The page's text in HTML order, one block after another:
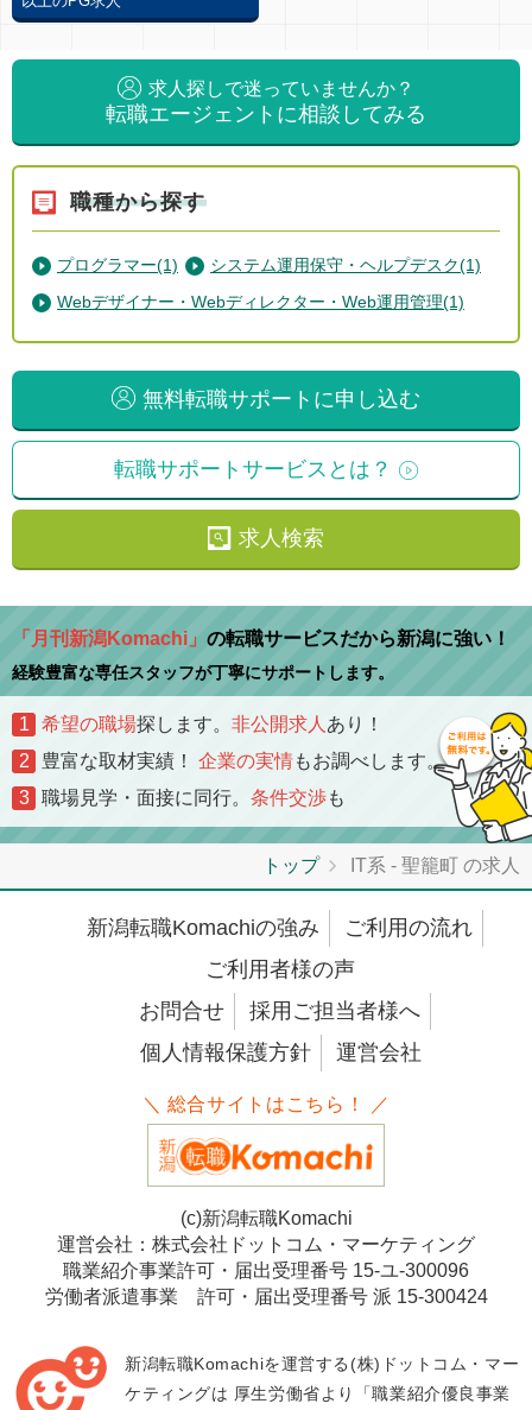
求人探しで迷っていませんか？
転職エージェントに相談してみる
職種から探す
プログラマー(1)
システム運用保守・ヘルプデスク(1)
Webデザイナー・Webディレクター・Web運用管理(1)
無料転職サポートに申し込む
転職サポートサービスとは？
求人検索
「月刊新潟Komachi」 の転職サービスだから新潟に強い！
経験豊富な専任スタッフが丁寧にサポートします。
1 希望の職場探します。 非公開求人 あり！
2
豊富な取材実績！ 企業の実情もお調べします。
3
職場見学・面接に同行。 条件交渉も
トップ IT系 - 聖籠町 の求人
新潟転職Komachiの強み
ご利用の流れ
ご利用者様の声
お問合せ
採用ご担当者様へ
個人情報保護方針
運営会社
＼ 総合サイトはこちら！ ／
(c)新潟転職Komachi
運営会社：株式会社ドットコム・マーケティング
職業紹介事業許可・届出受理番号 15-ユ-300096
労働者派遣事業 許可・届出受理番号 派 15-300424
新潟転職Komachiを運営する(株)ドットコム・マー
ケティングは 厚生労働省より「職業紹介優良事業